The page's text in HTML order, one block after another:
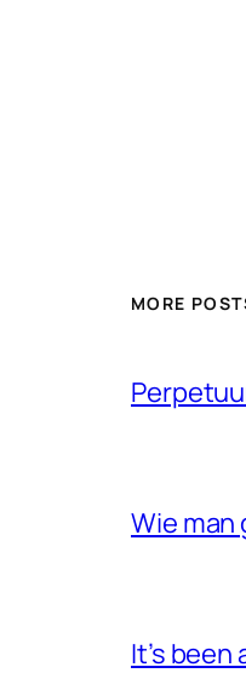
MORE
Wie man
It’s been